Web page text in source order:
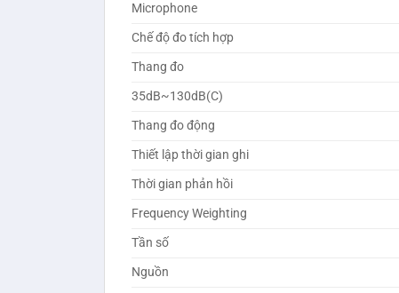
Microphone
Chế độ đo tích hợp
Thang đo
35dB~130dB(C)
Thang đo động
Thiết lập thời gian ghi
Thời gian phản hồi
Frequency Weighting
Tần số
Nguồn